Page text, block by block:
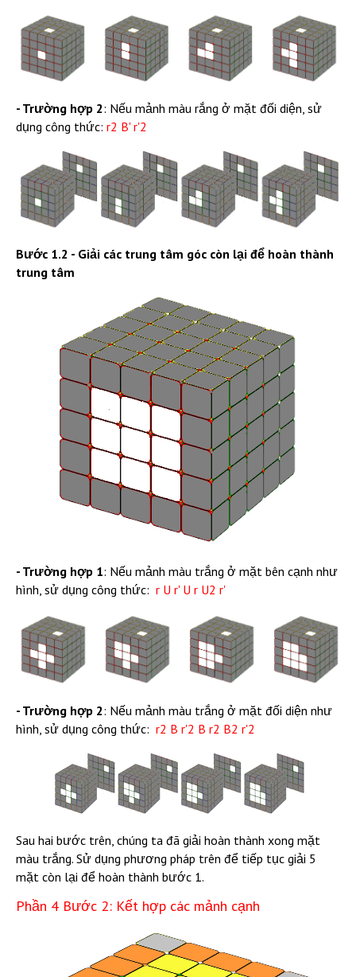
- Trường hợp 2: Nếu mảnh màu rắng ở mặt đối diện, sử
dụng công thức: r2 B' r'2
Bước 1.2 - Giải các trung tâm góc còn lại để hoàn thành
trung tâm
- Trường hợp 1: Nếu mảnh màu trắng ở mặt bên cạnh như
hình, sử dụng công thức: r U r' U r U2 r'
- Trường hợp 2: Nếu mảnh màu trắng ở mặt đối diện như
hình, sử dụng công thức: r2 B r'2 B r2 B2 r'2
Sau hai bước trên, chúng ta đã giải hoàn thành xong mặt
màu trắng. Sử dụng phương pháp trên để tiếp tục giải 5
mặt còn lại để hoàn thành bước 1.
Phần 4 Bước 2: Kết hợp các mảnh cạnh